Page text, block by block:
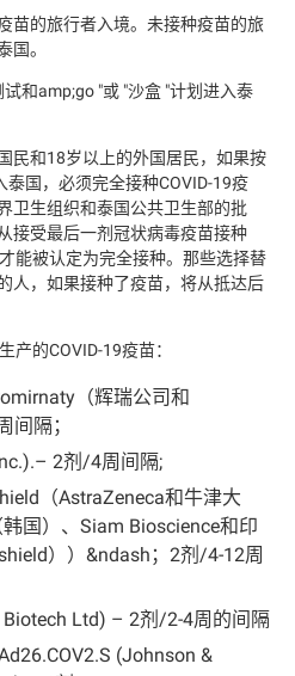
苗的旅行者入境。未接种疫苗的旅
国。
和amp;go "或 "沙盒 "计划进入泰
民和18岁以上的外国居民，如果按
泰国，必须完全接种COVID-19疫
卫生组织和泰国公共卫生部的批
接受最后一剂冠状病毒疫苗接种
能被认定为完全接种。那些选择替
人，如果接种了疫苗，将从抵达后
产的COVID-19疫苗：
（辉瑞公司和
间隔；
2剂/4周间隔;
（AstraZeneca和牛津大
国）、Siam Bioscience和印
））&ndash；2剂/4-12周
Ltd) – 2剂/2-4周的间隔
(Johnson &